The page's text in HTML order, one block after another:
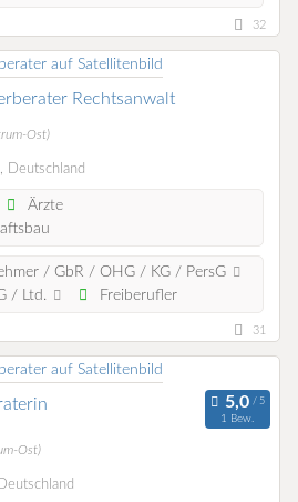
32
Rechtsanwalt
Ost)
Deutschland
Ärzte
/ GbR / OHG / KG / PersG
/ Ltd.
Freiberufler
31
1 Bew.
Ost)